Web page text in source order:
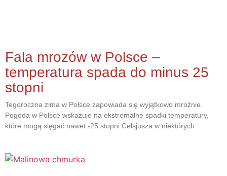
Fala mrozów w Polsce –
temperatura spada do minus 25
stopni
Tegoroczna zima w Polsce zapowiada się wyjątkowo mroźnie.
Pogoda w Polsce wskazuje na ekstremalne spadki temperatury,
które mogą sięgać nawet -25 stopni Celsjusza w niektórych